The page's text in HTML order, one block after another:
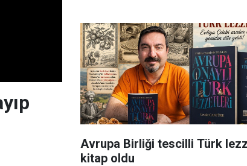
Avrupa Birliği tescilli Türk
kitap oldu